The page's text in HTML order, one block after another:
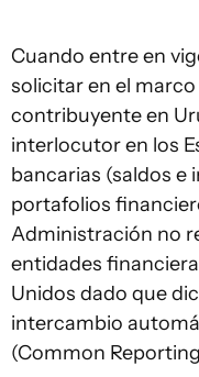
Cuando entre en
solicitar en el
contribuyente en
interlocutor en los
bancarias (saldos e
portafolios
Administración no
entidades
Unidos dado que
intercambio
(Common